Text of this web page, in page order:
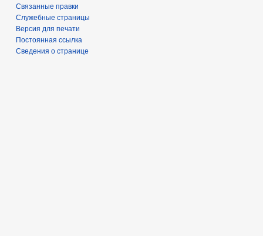
Связанные правки
Служебные страницы
Версия для печати
Постоянная ссылка
Сведения о странице